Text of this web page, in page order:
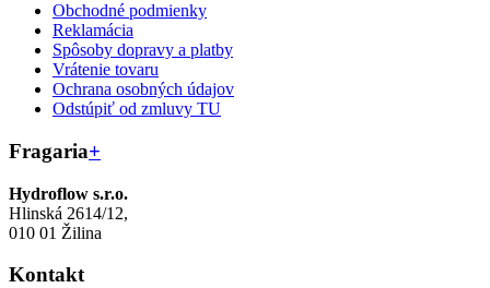
Obchodné podmienky
Reklamácia
Spôsoby dopravy a platby
Vrátenie tovaru
Ochrana osobných údajov
Odstúpiť od zmluvy TU
Fragaria+
Hydroflow s.r.o.
Hlinská 2614/12,
010 01 Žilina
Kontakt